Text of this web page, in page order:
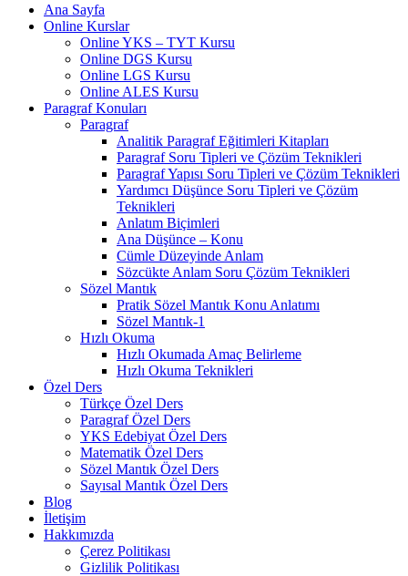
Ana Sayfa
Online Kurslar
Online YKS – TYT Kursu
Online DGS Kursu
Online LGS Kursu
Online ALES Kursu
Paragraf Konuları
Paragraf
Analitik Paragraf Eğitimleri Kitapları
Paragraf Soru Tipleri ve Çözüm Teknikleri
Paragraf Yapısı Soru Tipleri ve Çözüm Teknikleri
Yardımcı Düşünce Soru Tipleri ve Çözüm
Teknikleri
Anlatım Biçimleri
Ana Düşünce – Konu
Cümle Düzeyinde Anlam
Sözcükte Anlam Soru Çözüm Teknikleri
Sözel Mantık
Pratik Sözel Mantık Konu Anlatımı
Sözel Mantık-1
Hızlı Okuma
Hızlı Okumada Amaç Belirleme
Hızlı Okuma Teknikleri
Özel Ders
Türkçe Özel Ders
Paragraf Özel Ders
YKS Edebiyat Özel Ders
Matematik Özel Ders
Sözel Mantık Özel Ders
Sayısal Mantık Özel Ders
Blog
İletişim
Hakkımızda
Çerez Politikası
Gizlilik Politikası